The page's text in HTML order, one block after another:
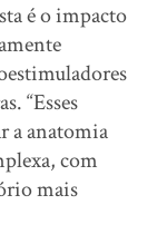
é o impacto
“Esses
a anatomia
com
mais